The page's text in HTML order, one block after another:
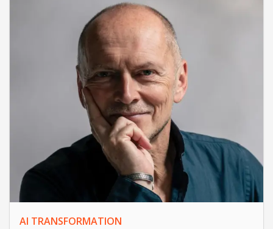
AI TRANSFORMATION